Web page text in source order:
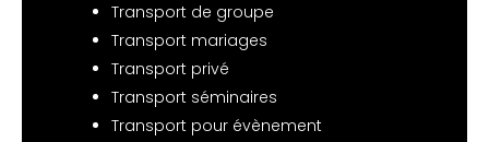
Transport de groupe
Transport mariages
Transport privé
Transport séminaires
Transport pour évènement